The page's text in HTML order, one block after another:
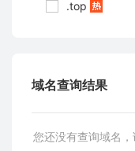
.top
域名查询结果
您还没有查询域名